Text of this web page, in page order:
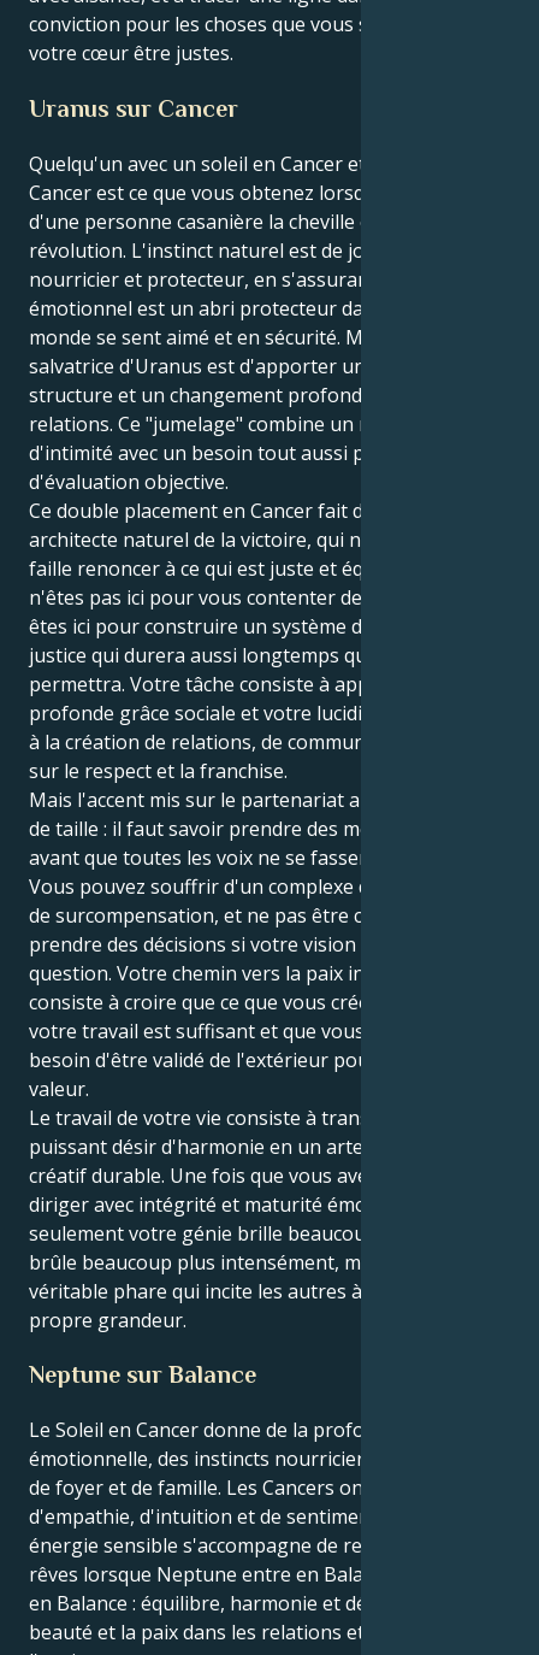
conviction pour les choses que vous savez au fond de
votre cœur être justes.
Uranus sur Cancer
Quelqu'un avec un soleil en Cancer et un Uranus en
Cancer est ce que vous obtenez lorsque vous faites
d'une personne casanière la cheville ouvrière de la
révolution. L'instinct naturel est de jouer un rôle
nourricier et protecteur, en s'assurant que le foyer
émotionnel est un abri protecteur dans lequel tout le
monde se sent aimé et en sécurité. Mais la leçon
salvatrice d'Uranus est d'apporter un équilibre, une
structure et un changement profond dans vos
relations. Ce "jumelage" combine un niveau profond
d'intimité avec un besoin tout aussi profond
d'évaluation objective.
Ce double placement en Cancer fait de vous un
architecte naturel de la victoire, qui ne croit pas qu'il
faille renoncer à ce qui est juste et équitable. Vous
n'êtes pas ici pour vous contenter de ressentir ; vous
êtes ici pour construire un système d'équité et de
justice qui durera aussi longtemps que le temps le
permettra. Votre tâche consiste à apporter votre
profonde grâce sociale et votre lucidité intellectuelle
à la création de relations, de communautés fondées
sur le respect et la franchise.
Mais l'accent mis sur le partenariat a un inconvénient
de taille : il faut savoir prendre des mesures décisives
avant que toutes les voix ne se fassent entendre.
Vous pouvez souffrir d'un complexe d'infériorité ou
de surcompensation, et ne pas être capable de
prendre des décisions si votre vision est remise en
question. Votre chemin vers la paix intérieure
consiste à croire que ce que vous créez en faisant
votre travail est suffisant et que vous n'avez pas
besoin d'être validé de l'extérieur pour prouver votre
valeur.
Le travail de votre vie consiste à transformer votre
puissant désir d'harmonie en un artefact social ou
créatif durable. Une fois que vous avez appris à
diriger avec intégrité et maturité émotionnelle, non
seulement votre génie brille beaucoup plus fort et
brûle beaucoup plus intensément, mais il devient un
véritable phare qui incite les autres à trouver leur
propre grandeur.
Neptune sur Balance
Le Soleil en Cancer donne de la profondeur
émotionnelle, des instincts nourriciers et un besoin
de foyer et de famille. Les Cancers ont beaucoup
d'empathie, d'intuition et de sentiments. Cette
énergie sensible s'accompagne de relations et de
rêves lorsque Neptune entre en Balance. Neptune
en Balance : équilibre, harmonie et désir de créer la
beauté et la paix dans les relations et